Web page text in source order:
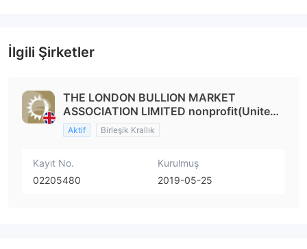
İlgili Şirketler
THE LONDON BULLION MARKET
ASSOCIATION LIMITED nonprofit(United
Kingdom)
Aktif Birleşik Krallık
Kayıt No.
02205480
Kurulmuş
2019-05-25